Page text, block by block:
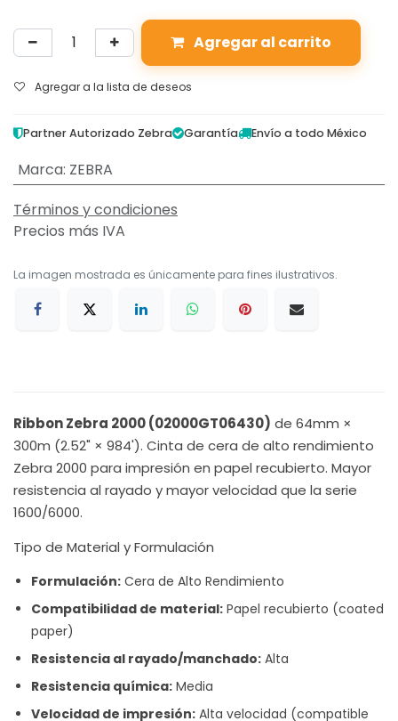
Agregar al carrito
Agregar a la lista de deseos
Partner Autorizado Zebra Garantía Envío a todo México
Marca: ZEBRA
Términos y condiciones
Precios más IVA
La imagen mostrada es únicamente para fines ilustrativos.
Ribbon Zebra 2000 (02000GT06430) de 64mm ×
300m (2.52" × 984'). Cinta de cera de alto rendimiento
Zebra 2000 para impresión en papel recubierto. Mayor
resistencia al rayado y mayor velocidad que la serie
1600/6000.
Tipo de Material y Formulación
Formulación: Cera de Alto Rendimiento
Compatibilidad de material: Papel recubierto (coated
paper)
Resistencia al rayado/manchado: Alta
Resistencia química: Media
Velocidad de impresión: Alta velocidad (compatible